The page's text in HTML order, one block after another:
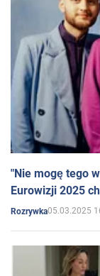
"Nie mogę tego
Eurowizji 2025
Rozrywka05.03.2025